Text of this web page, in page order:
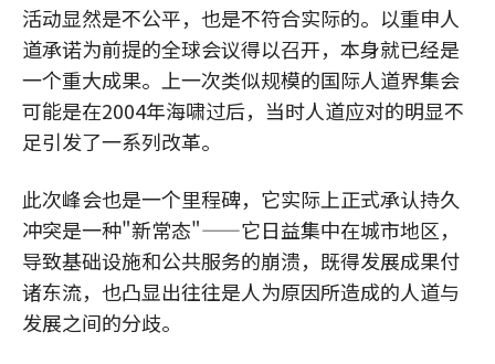
活动显然是不公平，也是不符合实际的。以重申人
道承诺为前提的全球会议得以召开，本身就已经是
一个重大成果。上一次类似规模的国际人道界集会
可能是在2004年海啸过后，当时人道应对的明显不
足引发了一系列改革。
此次峰会也是一个里程碑，它实际上正式承认持久
冲突是一种"新常态"——它日益集中在城市地区，
导致基础设施和公共服务的崩溃，既得发展成果付
诸东流，也凸显出往往是人为原因所造成的人道与
发展之间的分歧。